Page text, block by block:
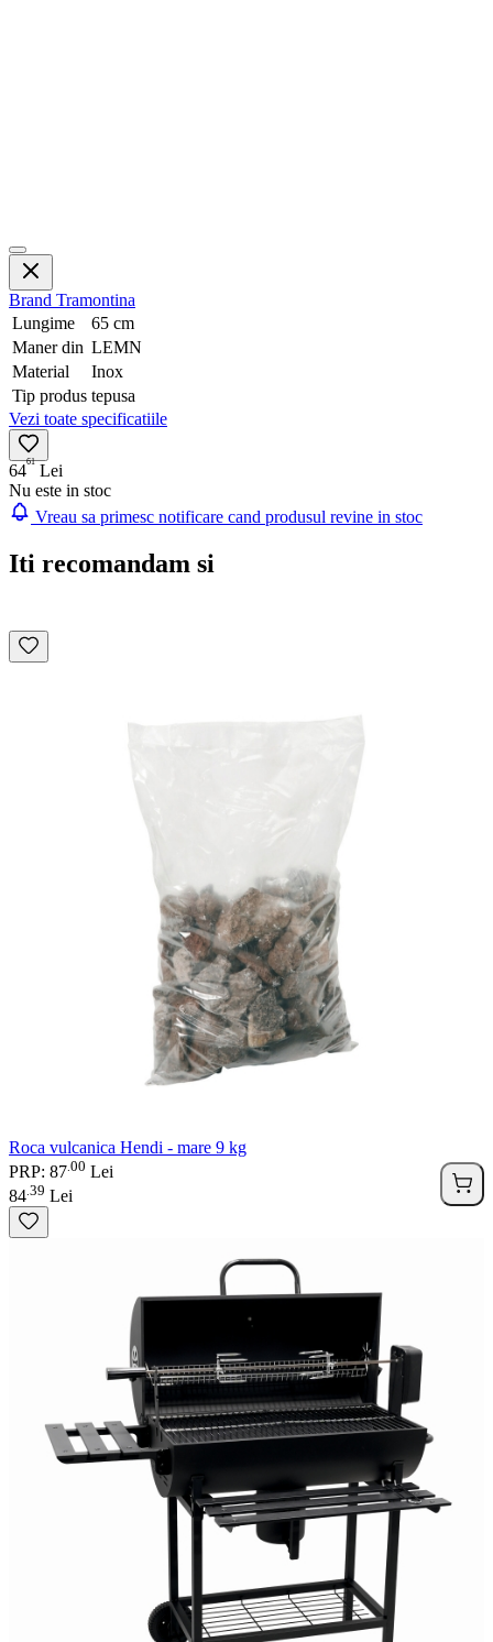
Brand Tramontina
Lungime
65 cm
Maner din LEMN
Material
Inox
Tip produs tepusa
Vezi toate specificatiile
6461 Lei
Nu este in stoc
Vreau sa primesc notificare cand produsul revine in stoc
Iti recomandam si
Roca vulcanica Hendi - mare 9 kg
PRP: 87 00 Lei
84 39 Lei